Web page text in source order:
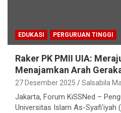
EDUKASI PERGURUAN TINGGI
Raker PK PMII UIA:
Menajamkan Arah
27 Desember 2025 Salsabila
Jakarta, Forum KiSSNed –
Universitas Islam As-Syafi’iyah